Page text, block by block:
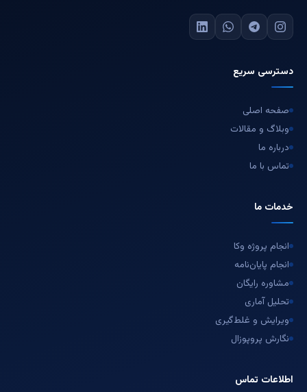
دسترسی سریع
صفحه اصلی
وبلاگ و مقالات
درباره ما
تماس با ما
خدمات ما
انجام پروژه وکا
انجام پایان‌نامه
مشاوره رایگان
تحلیل آماری
ویرایش و غلط‌گیری
نگارش پروپوزال
اطلاعات تماس